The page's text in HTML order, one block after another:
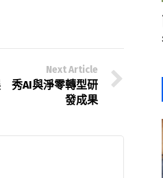
Next Article
秀AI與淨零轉型研
發成果